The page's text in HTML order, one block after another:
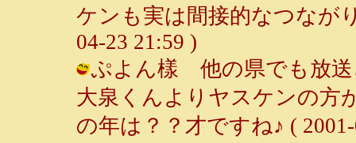
ケンも実は間接的なつなが
04-23 21:59 )
ぷよん樣 他の県でも放送
大泉くんよりヤスケンの方
の年は？？才ですね♪ (